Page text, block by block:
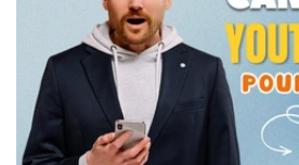
performances. Pourquoi travailler avec moi ? ✅ Expérience
avérée dans la gestion des
augmenter les vues et améliorer la
des outils de ciblage et
l’efficacité des publicités. ✅
fonction de vos besoins spécifiques
vous souhaitez booster vos vues
de personnes intéressées par votre